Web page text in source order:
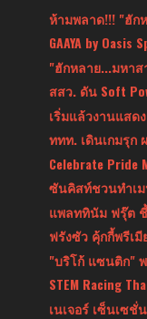
ห้ามพลาด!!! "ฮัก
GAAYA by
"ฮักหลาย...มหาส
สสว. ดัน Soft
เริ่มแล้วงานแสด
ททท. เดินเกมรุก
Celebrate Pride
ซันคิสท์ชวนทำเม
แพลททินัม ฟรุ๊ต
ฟรังซัว คุ้กกี้พรีเ
"บริโก้ แซนติก" พ
STEM Racing
เนเจอร์ เซ็นเซ